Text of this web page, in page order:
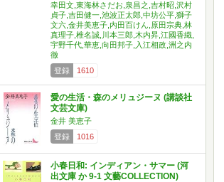
幸田文,東海林さだお,泉昌之,吉村昭,沢村
貞子,吉田健一,池波正太郎,中坊公平,獅子
文六,金井美恵子,内田百けん,原田宗典,林
真理子,椎名誠,川本三郎,木内昇,江國香織,
宇野千代,華恵,向田邦子,入江相政,洲之内
徹
登録
1610
愛の生活・森のメリュジーヌ (講談社
文芸文庫)
金井 美恵子
登録
1016
小春日和: インディアン・サマー (河
出文庫 か 9-1 文藝COLLECTION)